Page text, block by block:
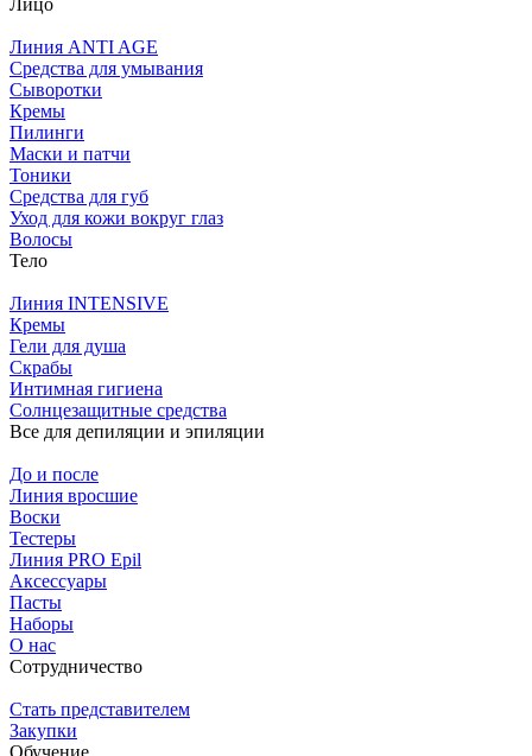
Лицо
Линия ANTI AGE
Средства для умывания
Сыворотки
Кремы
Пилинги
Маски и патчи
Тоники
Средства для губ
Уход для кожи вокруг глаз
Волосы
Тело
Линия INTENSIVE
Кремы
Гели для душа
Скрабы
Интимная гигиена
Солнцезащитные средства
Все для депиляции и эпиляции
До и после
Линия вросшие
Воски
Тестеры
Линия PRO Epil
Аксессуары
Пасты
Наборы
О нас
Сотрудничество
Стать представителем
Закупки
Обучение